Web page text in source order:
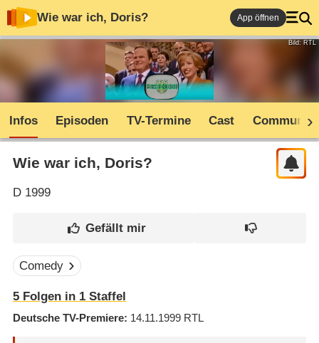
Wie war ich, Doris? App öffnen
Bild: RTL
Infos Episoden TV-Termine Cast Community
Wie war ich, Doris?
D1999
Comedy
5Folgen in 1Staffel
Deutsche TV-Premiere 14.11.1999 RTL